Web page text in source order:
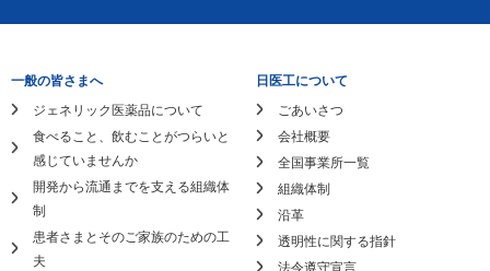
一般の皆さまへ
ジェネリック医薬品について
食べること、飲むことがつらいと
感じていませんか
開発から流通までを支える組織体
制
患者さまとそのご家族のための工
夫
日医工について
ごあいさつ
会社概要
全国事業所一覧
組織体制
沿革
透明性に関する指針